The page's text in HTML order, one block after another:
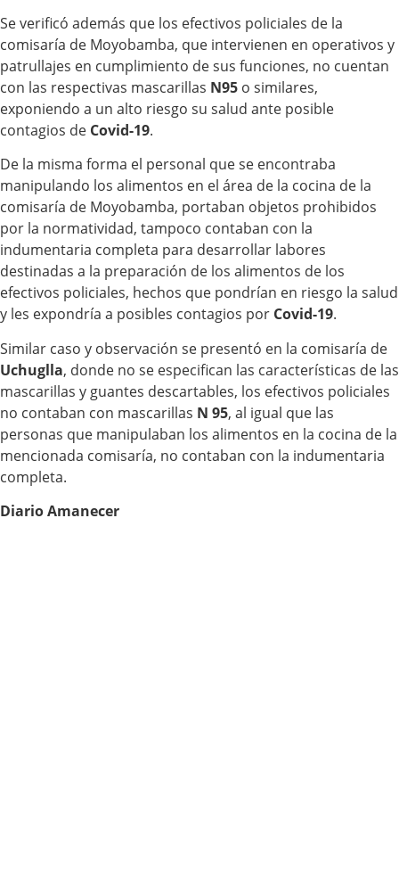
Se verificó además que los efectivos policiales de la
comisaría de Moyobamba, que intervienen en operativos y
patrullajes en cumplimiento de sus funciones, no cuentan
con las respectivas mascarillas N95 o similares,
exponiendo a un alto riesgo su salud ante posible
contagios de Covid-19.
De la misma forma el personal que se encontraba
manipulando los alimentos en el área de la cocina de la
comisaría de Moyobamba, portaban objetos prohibidos
por la normatividad, tampoco contaban con la
indumentaria completa para desarrollar labores
destinadas a la preparación de los alimentos de los
efectivos policiales, hechos que pondrían en riesgo la salud
y les expondría a posibles contagios por Covid-19.
Similar caso y observación se presentó en la comisaría de
Uchuglla, donde no se especifican las características de las
mascarillas y guantes descartables, los efectivos policiales
no contaban con mascarillas N 95, al igual que las
personas que manipulaban los alimentos en la cocina de la
mencionada comisaría, no contaban con la indumentaria
completa.
Diario Amanecer